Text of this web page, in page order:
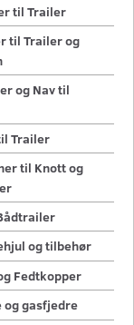
til Trailer
til Trailer og
og Nav til
Trailer
til Knott og
og tilbehør
Fedtkopper
gasfjedre